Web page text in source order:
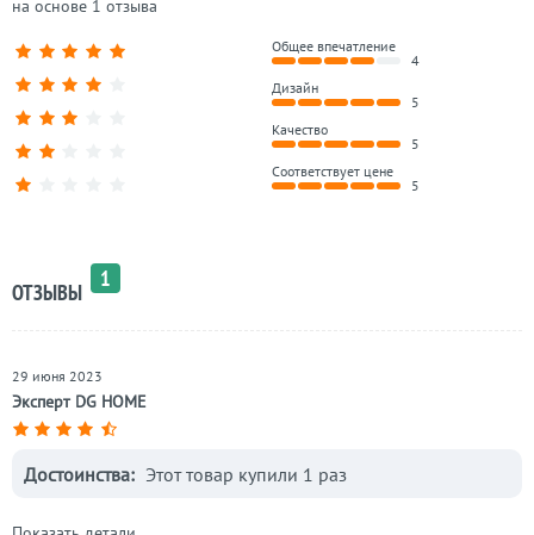
на основе 1 отзыва
Общее впечатление
4
Дизайн
5
Качество
5
Соответствует цене
5
ОТЗЫВЫ
1
Эксперт DG HOME
29 июня 2023
Достоинства: Этот товар купили 1 раз